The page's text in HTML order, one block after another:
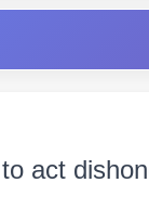
to act